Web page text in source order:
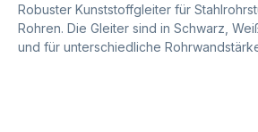
Robuster Kunststoffgleiter für
Rohren. Die Gleiter sind in Schwarz,
und für unterschiedliche